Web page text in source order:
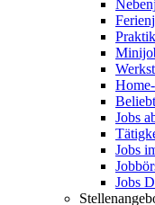
Jobs
Jobs
Jobs